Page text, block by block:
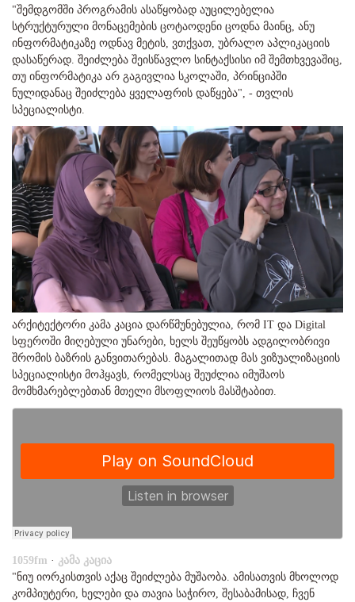
"შემდგომში პროგრამის ასაწყობად აუცილებელია
სტრუქტურული მონაცემების ცოტაოდენი ცოდნა მაინც, ანუ
ინფორმატიკაზე ოდნავ მეტის, ვთქვათ, უბრალო აპლიკაციის
დასაწერად. შეიძლება შეისწავლო სინტაქსისი იმ შემთხვევაშიც,
თუ ინფორმატიკა არ გაგივლია სკოლაში, პრინციპში
ნულიდანაც შეიძლება ყველაფრის დაწყება", - თვლის
სპეციალისტი.
არქიტექტორი კამა კაცია დარწმუნებულია, რომ IT და Digital
სფეროში მიღებული უნარები, ხელს შეუწყობს ადგილობრივი
შრომის ბაზრის განვითარებას. მაგალითად მას ვიზუალიზაციის
სპეციალისტი მოჰყავს, რომელსაც შეუძლია იმუშაოს
მომხმარებლებთან მთელი მსოფლიოს მასშტაბით.
1059fm · კამა კაცია
"ნიუ იორკისთვის აქაც შეიძლება მუშაობა. ამისათვის მხოლოდ
კომპიუტერი, ხელები და თავია საჭირო, შესაბამისად, ჩვენ